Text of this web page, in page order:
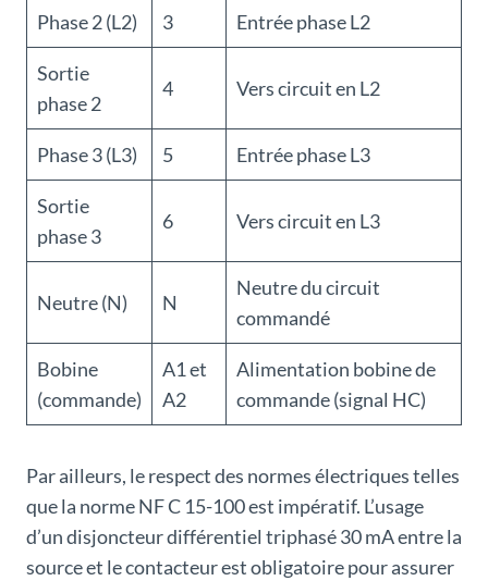
Phase 2 (L2) 3 Entrée phase L2
Sortie
phase 2
4 Vers circuit en L2
Phase 3 (L3) 5 Entrée phase L3
Sortie
phase 3
6 Vers circuit en L3
Neutre (N) N
Neutre du circuit
commandé
Bobine
(commande)
A1 et
A2
Alimentation bobine de
commande (signal HC)
Par ailleurs, le respect des normes électriques telles
que la norme NF C 15-100 est impératif. L’usage
d’un disjoncteur différentiel triphasé 30 mA entre la
source et le contacteur est obligatoire pour assurer